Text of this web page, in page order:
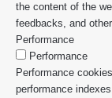
the content of the
feedbacks, and
Performance
Performance
Performance
performance